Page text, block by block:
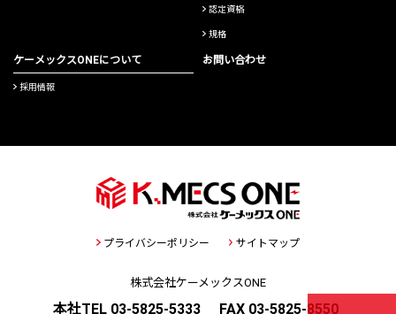
認定資格
規格
ケーメックスONEについて
採用情報
お問い合わせ
プライバシーポリシー サイトマップ
株式会社ケーメックスONE
本社TEL 03-5825-5333 FAX 03-5825-8550